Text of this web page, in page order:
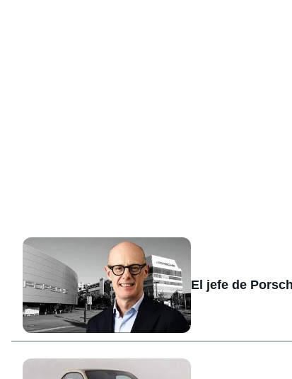
El jefe de